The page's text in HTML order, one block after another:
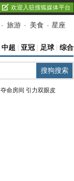
欢迎入驻搜狐媒体平台
- 旅游 - 美食 - 星座
中超 亚冠 足球 综合
夺命房间 引力双眼皮